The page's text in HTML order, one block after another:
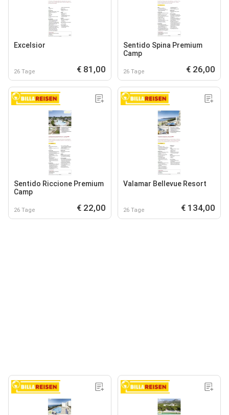
Excelsior
26 Tage € 81,00
Sentido Spina Premium
Camp
26 Tage € 26,00
Sentido Riccione Premium
Camp
26 Tage € 22,00
Valamar Bellevue Resort
26 Tage € 134,00